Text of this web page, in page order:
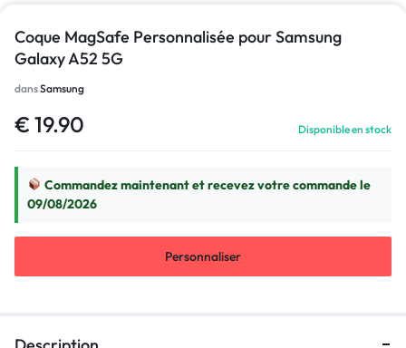
Coque MagSafe Personnalisée pour Samsung
Galaxy A52 5G
dansSamsung
€ 19.90 Disponible en stock
Commandez maintenant et recevez votre commande le
09/08/2026
Personnaliser